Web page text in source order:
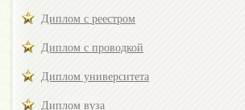
Диплом с реестром
Диплом с проводкой
Диплом университета
Диплом вуза